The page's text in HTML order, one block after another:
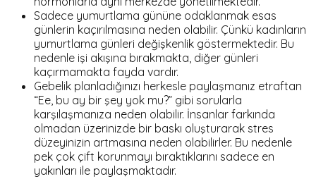
Sadece yumurtlama gününe odaklanmak esas
günlerin kaçırılmasına neden olabilir. Çünkü kadınların
yumurtlama günleri değişkenlik göstermektedir. Bu
nedenle işi akışına bırakmakta, diğer günleri
kaçırmamakta fayda vardır.
Gebelik planladığınızı herkesle paylaşmanız etraftan
“Ee, bu ay bir şey yok mu?” gibi sorularla
karşılaşmanıza neden olabilir. İnsanlar farkında
olmadan üzerinizde bir baskı oluşturarak stres
düzeyinizin artmasına neden olabilirler. Bu nedenle
pek çok çift korunmayı bıraktıklarını sadece en
yakınları ile paylaşmaktadır.